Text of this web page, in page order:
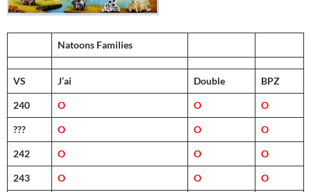
Natoons Families
VS J’ai Double BPZ
240 O O O
??? O O O
242 O O O
243 O O O